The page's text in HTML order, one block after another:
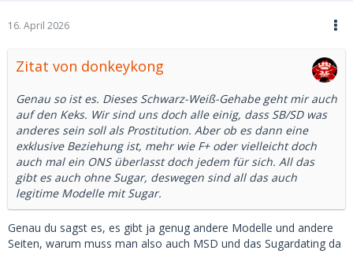
16. April 2026
Zitat von donkeykong
Genau so ist es. Dieses Schwarz-Weiß-Gehabe geht mir auch
auf den Keks. Wir sind uns doch alle einig, dass SB/SD was
anderes sein soll als Prostitution. Aber ob es dann eine
exklusive Beziehung ist, mehr wie F+ oder vielleicht doch
auch mal ein ONS überlasst doch jedem für sich. All das
gibt es auch ohne Sugar, deswegen sind all das auch
legitime Modelle mit Sugar.
Genau du sagst es, es gibt ja genug andere Modelle und andere
Seiten, warum muss man also auch MSD und das Sugardating da